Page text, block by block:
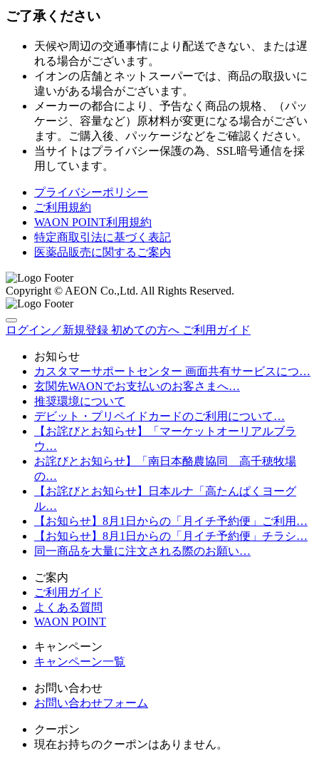
ご了承ください
天候や周辺の交通事情により配送できない、または遅
れる場合がございます。
イオンの店舗とネットスーパーでは、商品の取扱いに
違いがある場合がございます。
メーカーの都合により、予告なく商品の規格、（パッ
ケージ、容量など）原材料が変更になる場合がござい
ます。ご購入後、パッケージなどをご確認ください。
当サイトはプライバシー保護の為、SSL暗号通信を採
用しています。
プライバシーポリシー
ご利用規約
WAON POINT利用規約
特定商取引法に基づく表記
医薬品販売に関するご案内
Copyright © AEON Co.,Ltd. All Rights Reserved.
ログイン／新規登録 初めての方へ ご利用ガイド
お知らせ
カスタマーサポートセンター 画面共有サービスにつ…
玄関先WAONでお支払いのお客さまへ…
推奨環境について
デビット・プリペイドカードのご利用について…
【お詫びとお知らせ】「マーケットオーリアルブラ
ウ…
お詫びとお知らせ】「南日本酪農協同 高千穂牧場
の…
【お詫びとお知らせ】日本ルナ「高たんぱくヨーグ
ル…
【お知らせ】8月1日からの「月イチ予約便」ご利用…
【お知らせ】8月1日からの「月イチ予約便」チラシ…
同一商品を大量に注文される際のお願い…
ご案内
ご利用ガイド
よくある質問
WAON POINT
キャンペーン
キャンペーン一覧
お問い合わせ
お問い合わせフォーム
クーポン
現在お持ちのクーポンはありません。